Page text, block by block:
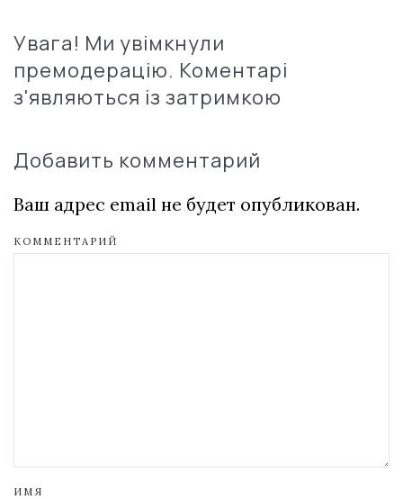
Увага! Ми увімкнули
премодерацію. Коментарі
з'являються із затримкою
Добавить комментарий
Ваш адрес email не будет опубликован.
КОММЕНТАРИЙ
ИМЯ